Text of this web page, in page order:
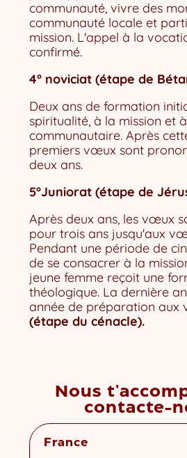
communauté, vivre des
communauté locale et
mission. L'appel à la
confirmé.
4° noviciat (étape de
Deux ans de formation
spiritualité, à la mission et
communautaire. Après
premiers vœux sont
deux ans.
5°Juniorat (étape de
Après deux ans, les vœux
pour trois ans jusqu'aux
Pendant une période de
de se consacrer à la
jeune femme reçoit une
théologique. La dernière
année de préparation aux
(étape du cénacle).
Nous
contacte-
France